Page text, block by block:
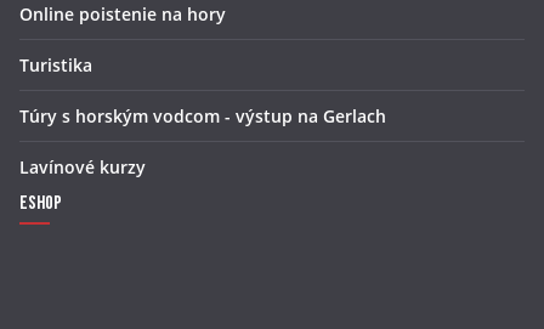
Online poistenie na hory
Turistika
Túry s horským vodcom - výstup na Gerlach
Lavínové kurzy
Eshop